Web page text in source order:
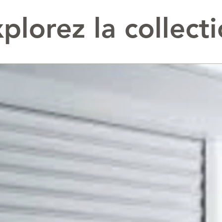
la